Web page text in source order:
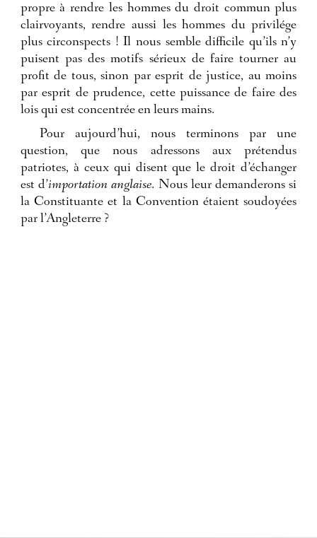
propre à rendre les hommes du droit commun plus
clairvoyants, rendre aussi les hommes du privilége
plus circonspects ! Il nous semble difficile qu’ils n’y
puisent pas des motifs sérieux de faire tourner au
profit de tous, sinon par esprit de justice, au moins
par esprit de prudence, cette puissance de faire des
lois qui est concentrée en leurs mains.
Pour aujourd’hui, nous terminons par une
question, que nous adressons aux prétendus
patriotes, à ceux qui disent que le droit d’échanger
est d’importation anglaise. Nous leur demanderons si
la Constituante et la Convention étaient soudoyées
par l’Angleterre ?